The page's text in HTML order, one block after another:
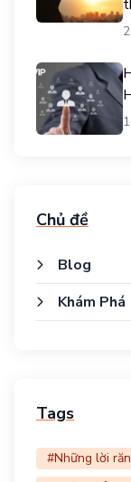
Chủ đề
Blog
Khám Phá
Tags
#Những lời